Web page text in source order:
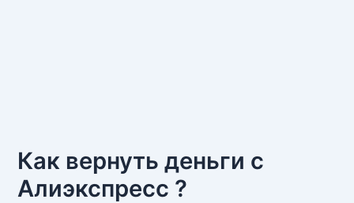
Как вернуть деньги с
Алиэкспресс ?